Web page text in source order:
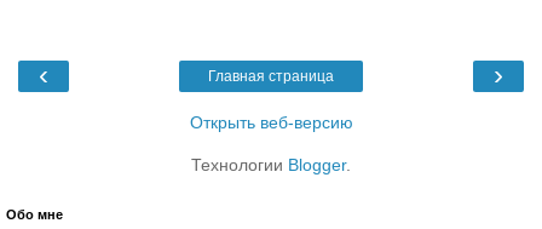
‹ ›
Главная страница
Открыть веб-версию
Технологии Blogger.
Обо мне